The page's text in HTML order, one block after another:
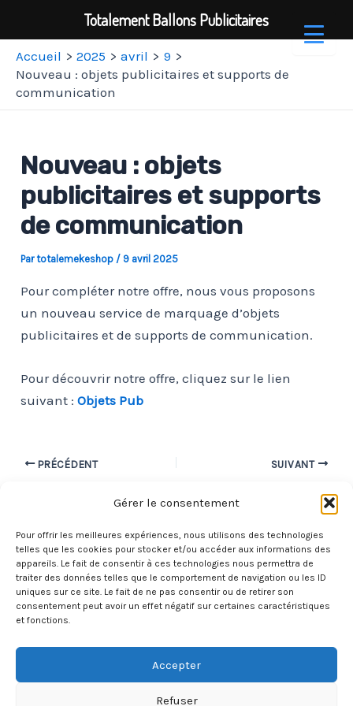
Gérer le consentement
Pour offrir les meilleures expériences, nous utilisons des technologies
telles que les cookies pour stocker et/ou accéder aux informations des
appareils. Le fait de consentir à ces technologies nous permettra de
traiter des données telles que le comportement de navigation ou les ID
uniques sur ce site. Le fait de ne pas consentir ou de retirer son
consentement peut avoir un effet négatif sur certaines caractéristiques
et fonctions.
Accepter
Refuser
Aller
contenu
Accueil 2025 avril
9
Nouveau : objets publicitaires et supports de
communication
Nouveau : objets
publicitaires et supports
de communication
Partotalemekeshop / 9 avril 2025
Pour compléter notre offre, nous vous proposons
un nouveau service de marquage d’objets
publicitaires et de supports de communication.
Pour découvrir notre offre, cliquez sur le lien
suivant :Objets Pub
Navigation
PRÉCÉDENT SUIVANT
Totalement Ballons Publicitaires-LaTige®
Totalement Ballons Publicitaires